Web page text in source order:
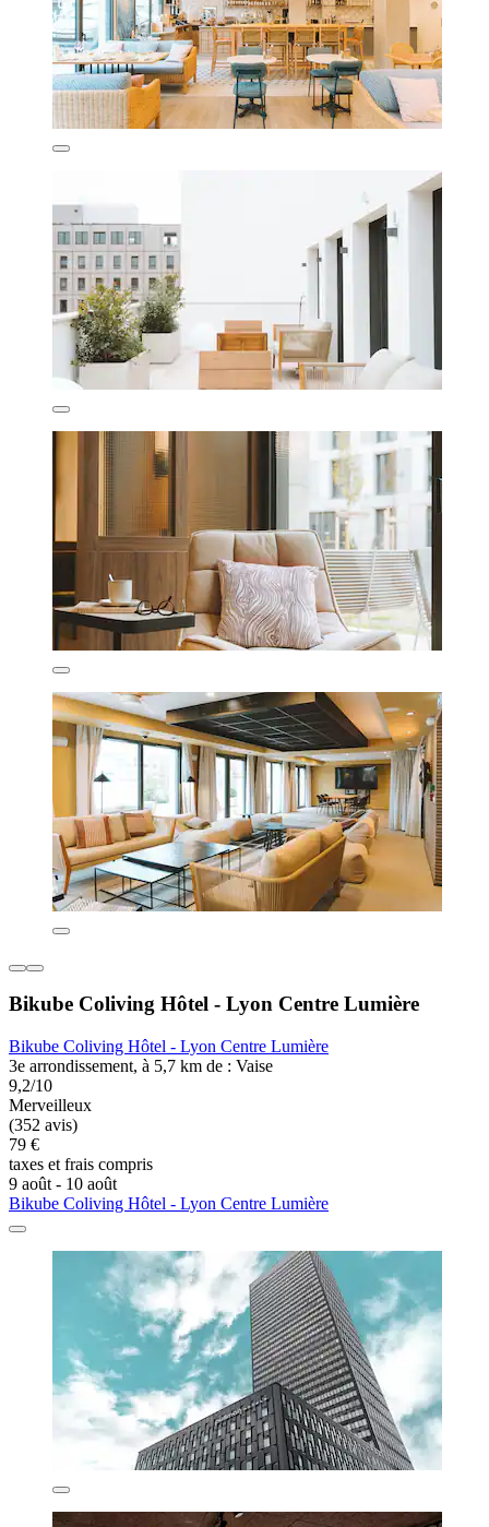
Bikube Coliving Hôtel - Lyon Centre Lumière
Bikube Coliving Hôtel - Lyon Centre Lumière
3e arrondissement, à 5,7 km de : Vaise
9,2/10
Merveilleux
(352 avis)
79 €
taxes et frais compris
9 août - 10 août
Bikube Coliving Hôtel - Lyon Centre Lumière